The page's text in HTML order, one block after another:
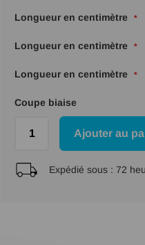
Longueur en centimètre
Longueur en centimètre
Longueur en centimètre
Coupe biaise
Ajouter au
Expédié sous : 72